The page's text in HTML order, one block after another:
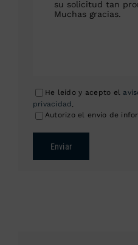
He leído y acepto el
privacidad .
Autorizo el envío de
Enviar